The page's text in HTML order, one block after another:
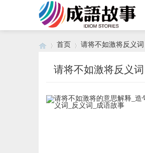
首页 请将不如激将反义词
请将不如激将反义词